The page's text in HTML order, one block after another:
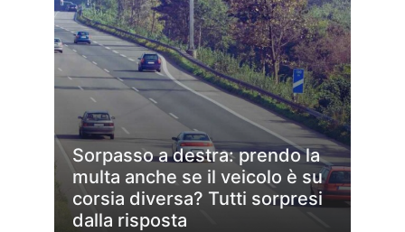
Sorpasso a destra: prendo la
multa anche se il veicolo è su
corsia diversa? Tutti sorpresi
dalla risposta